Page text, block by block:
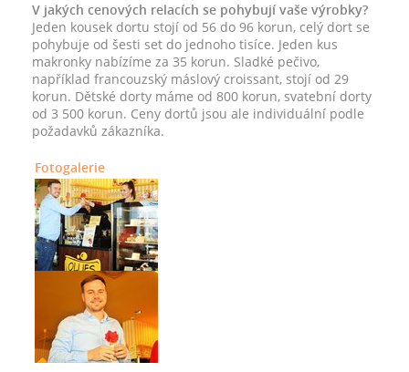
V jakých cenových relacích se pohybují vaše výrobky?
Jeden kousek dortu stojí od 56 do 96 korun, celý dort se
pohybuje od šesti set do jednoho tisíce. Jeden kus
makronky nabízíme za 35 korun. Sladké pečivo,
například francouzský máslový croissant, stojí od 29
korun. Dětské dorty máme od 800 korun, svatební dorty
od 3 500 korun. Ceny dortů jsou ale individuální podle
požadavků zákazníka.
Fotogalerie